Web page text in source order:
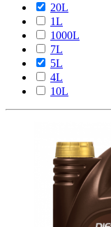
20L
1L
1000L
7L
5L
4L
10L